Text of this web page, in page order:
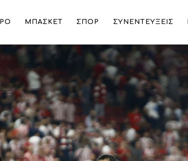
ΜΠΑΣΚΕΤ ΣΠΟΡ ΣΥΝΕΝΤΕΥΞΕΙΣ
ομάδες παγκοσμίως